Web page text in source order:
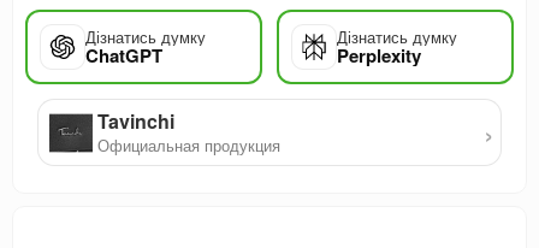
Дізнатись думку
ChatGPT
Дізнатись думку
Perplexity
Tavinchi
Официальная продукция ›